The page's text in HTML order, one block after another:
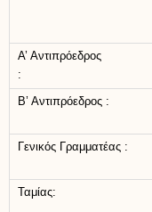
Α’ Αντιπρόεδρος
:
Β’ Αντιπρόεδρος :
Γενικός Γραμματέας :
Ταμίας: